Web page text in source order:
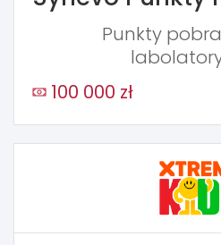
Punkty
100 000 zł